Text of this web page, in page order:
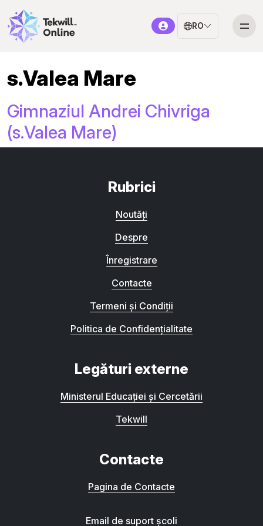
RO
s.Valea Mare
Gimnaziul Andrei Chivriga
(s.Valea Mare)
Rubrici
Noutăți
Despre
Înregistrare
Contacte
Termeni și Condiții
Politica de Confidențialitate
Legături externe
Ministerul Educației și Cercetării
Tekwill
Contacte
Pagina de Contacte
Email de suport școli